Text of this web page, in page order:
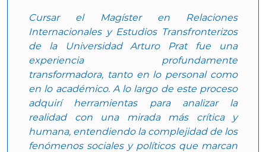
Cursar el Magíster en Relaciones
Internacionales y Estudios Transfronterizos
de la Universidad Arturo Prat fue una
experiencia profundamente
transformadora, tanto en lo personal como
en lo académico. A lo largo de este proceso
adquirí herramientas para analizar la
realidad con una mirada más crítica y
humana, entendiendo la complejidad de los
fenómenos sociales y políticos que marcan